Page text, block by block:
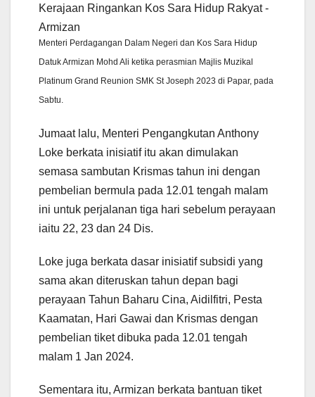
Menteri Perdagangan Dalam Negeri dan Kos Sara Hidup
Datuk Armizan Mohd Ali ketika perasmian Majlis Muzikal
Platinum Grand Reunion SMK St Joseph 2023 di Papar, pada
Sabtu.
Jumaat lalu, Menteri Pengangkutan Anthony
Loke berkata inisiatif itu akan dimulakan
semasa sambutan Krismas tahun ini dengan
pembelian bermula pada 12.01 tengah malam
ini untuk perjalanan tiga hari sebelum perayaan
iaitu 22, 23 dan 24 Dis.
Loke juga berkata dasar inisiatif subsidi yang
sama akan diteruskan tahun depan bagi
perayaan Tahun Baharu Cina, Aidilfitri, Pesta
Kaamatan, Hari Gawai dan Krismas dengan
pembelian tiket dibuka pada 12.01 tengah
malam 1 Jan 2024.
Sementara itu, Armizan berkata bantuan tiket